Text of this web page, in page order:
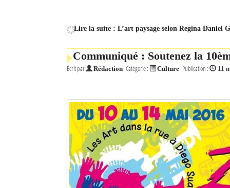
L'actualité du tourisme
Sites touristiques
Lire la suite : L’art paysage selon Regina Daniel
Communiqué : Soutenez la
Écrit par Rédaction Catégorie : Culture Publication : 11